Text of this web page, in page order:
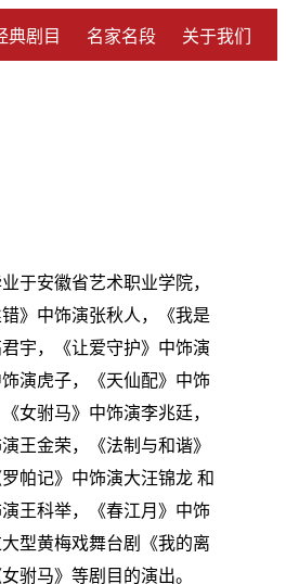
典剧目 名家名段 关于我们
于安徽省艺术职业学院，
》中饰演张秋人，《我是
宇，《让爱守护》中饰演
演虎子，《天仙配》中饰
女驸马》中饰演李兆廷，
王金荣，《法制与和谐》
帕记》中饰演大汪锦龙 和
演王科举，《春江月》中饰
型黄梅戏舞台剧《我的离
驸马》等剧目的演出。